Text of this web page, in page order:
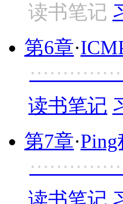
读书笔记
第6章·
读书笔记
第7章·
读书笔记